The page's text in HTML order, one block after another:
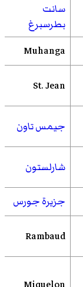
سانت
بطرسبرغ
Muhanga
St. Jean
جيمس تاون
شارلستون
جزيرة جورس
Rambaud